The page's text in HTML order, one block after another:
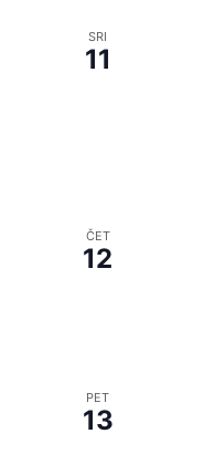
SRI
11
ČET
12
PET
13